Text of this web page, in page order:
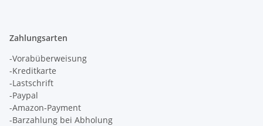
Zahlungsarten
-Vorabüberweisung
-Kreditkarte
-Lastschrift
-Paypal
-Amazon-Payment
-Barzahlung bei Abholung